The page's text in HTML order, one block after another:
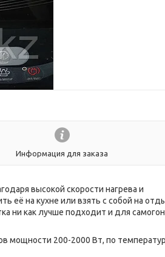
Информация для заказа
высокой скорости нагрева и
её на кухне или взять с собой на
ни как лучше подходит и для
мощности 200-2000 Вт, по